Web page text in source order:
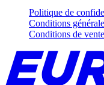
Politique de
Conditions
Conditions de vente